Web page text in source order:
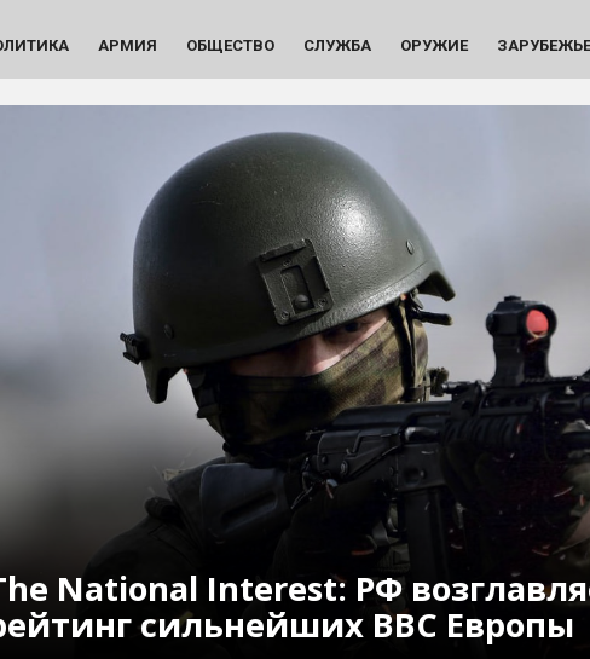
АРМИЯ ОБЩЕСТВО СЛУЖБА ОРУЖИЕ ЗАРУБЕЖЬЕ
National Interest: РФ
сильнейших ВВС Европы